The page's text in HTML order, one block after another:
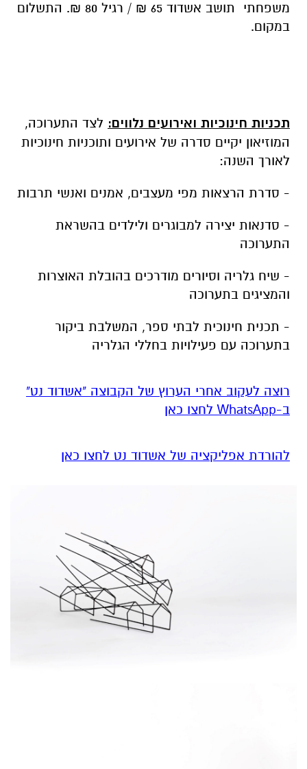
משפחתי תושב אשדוד 65 ₪ / רגיל 80 ₪. התשלום
במקום.
תכניות חינוכיות ואירועים נלווים: לצד התערוכה,
המוזיאון יקיים סדרה של אירועים ותוכניות חינוכיות
לאורך השנה:
- סדרת הרצאות מפי מעצבים, אמנים ואנשי תרבות
- סדנאות יצירה למבוגרים ולילדים בהשראת
התערוכה
- שיח גלריה וסיורים מודרכים בהובלת האוצרות
והמציגים בתערוכה
- תכנית חינוכית לבתי ספר, המשלבת ביקור
בתערוכה עם פעילויות בחללי הגלריה
רוצה לעקוב אחרי הערוץ של הקבוצה "אשדוד נט"
ב-WhatsApp לחצו כאן
להורדת אפליקציה של אשדוד נט לחצו כאן